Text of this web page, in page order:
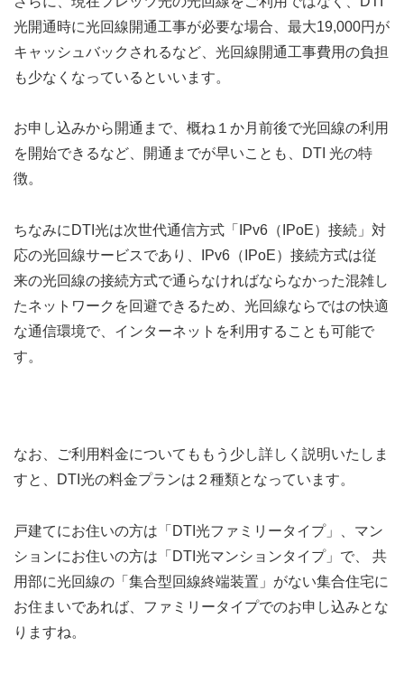
光開通時に光回線開通工事が必要な場合、最大19,000円が
キャッシュバックされるなど、光回線開通工事費用の負担
も少なくなっているといいます。
お申し込みから開通まで、概ね１か月前後で光回線の利用
を開始できるなど、開通までが早いことも、DTI 光の特
徴。
ちなみにDTI光は次世代通信方式「IPv6（IPoE）接続」対
応の光回線サービスであり、IPv6（IPoE）接続方式は従
来の光回線の接続方式で通らなければならなかった混雑し
たネットワークを回避できるため、光回線ならではの快適
な通信環境で、インターネットを利用することも可能で
す。
なお、ご利用料金についてももう少し詳しく説明いたしま
すと、DTI光の料金プランは２種類となっています。
戸建てにお住いの方は「DTI光ファミリータイプ」、マン
ションにお住いの方は「DTI光マンションタイプ」で、 共
用部に光回線の「集合型回線終端装置」がない集合住宅に
お住まいであれば、ファミリータイプでのお申し込みとな
りますね。